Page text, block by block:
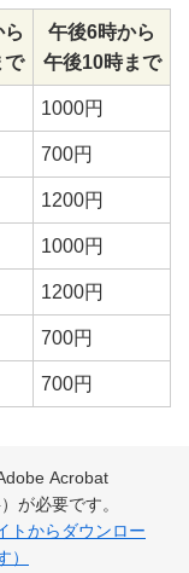
で
午後6時から
午後10時まで
1000円
700円
1200円
1000円
1200円
700円
700円
Acrobat
が必要です。
トからダウンロー
）